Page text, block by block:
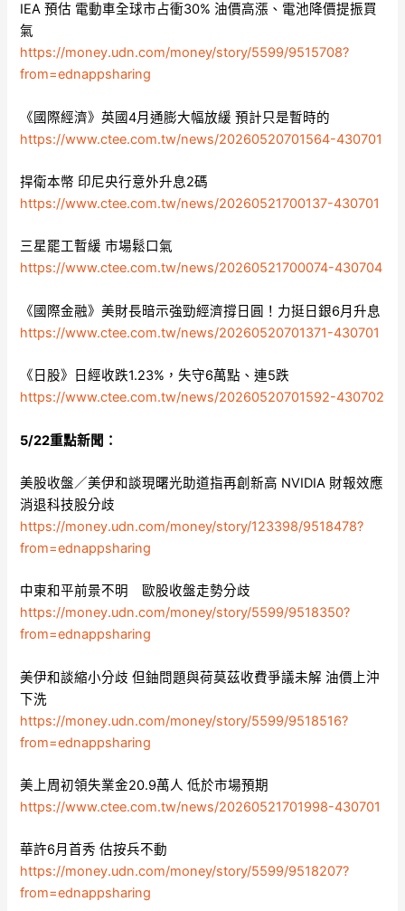
IEA 預估 電動車全球市占衝30% 油價高漲、電池降價提振買
氣
https://money.udn.com/money/story/5599/9515708?
from=ednappsharing
《國際經濟》英國4月通膨大幅放緩 預計只是暫時的
https://www.ctee.com.tw/news/20260520701564-430701
捍衛本幣 印尼央行意外升息2碼
https://www.ctee.com.tw/news/20260521700137-430701
三星罷工暫緩 市場鬆口氣
https://www.ctee.com.tw/news/20260521700074-430704
《國際金融》美財長暗示強勁經濟撐日圓！力挺日銀6月升息
https://www.ctee.com.tw/news/20260520701371-430701
《日股》日經收跌1.23%，失守6萬點、連5跌
https://www.ctee.com.tw/news/20260520701592-430702
5/22重點新聞：
美股收盤／美伊和談現曙光助道指再創新高 NVIDIA 財報效應
消退科技股分歧
https://money.udn.com/money/story/123398/9518478?
from=ednappsharing
中東和平前景不明 歐股收盤走勢分歧
https://money.udn.com/money/story/5599/9518350?
from=ednappsharing
美伊和談縮小分歧 但鈾問題與荷莫茲收費爭議未解 油價上沖
下洗
https://money.udn.com/money/story/5599/9518516?
from=ednappsharing
美上周初領失業金20.9萬人 低於市場預期
https://www.ctee.com.tw/news/20260521701998-430701
華許6月首秀 估按兵不動
https://money.udn.com/money/story/5599/9518207?
from=ednappsharing